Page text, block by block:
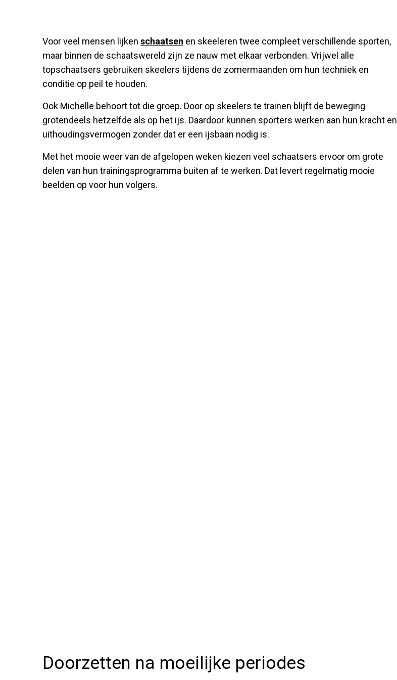
Voor veel mensen lijken schaatsen en skeeleren twee compleet verschillende sporten,
maar binnen de schaatswereld zijn ze nauw met elkaar verbonden. Vrijwel alle
topschaatsers gebruiken skeelers tijdens de zomermaanden om hun techniek en
conditie op peil te houden.
Ook Michelle behoort tot die groep. Door op skeelers te trainen blijft de beweging
grotendeels hetzelfde als op het ijs. Daardoor kunnen sporters werken aan hun kracht en
uithoudingsvermogen zonder dat er een ijsbaan nodig is.
Met het mooie weer van de afgelopen weken kiezen veel schaatsers ervoor om grote
delen van hun trainingsprogramma buiten af te werken. Dat levert regelmatig mooie
beelden op voor hun volgers.
Doorzetten na moeilijke periodes